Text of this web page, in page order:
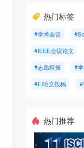
热门标签
#学术会议
#IEEE会议论文
#志愿填报
#
#EI论文投稿
热门推荐